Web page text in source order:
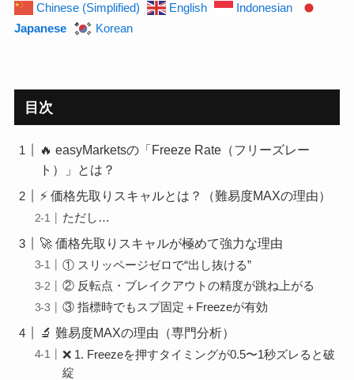
Chinese (Simplified) English
Indonesian
Japanese
Korean
目次
🔥 easyMarketsの「Freeze Rate（フリーズレー
ト）」とは？
⚡ 価格先取りスキャルとは？（難易度MAXの理由）
ただし…
🚀 価格先取りスキャルが極めて強力な理由
① スリッページゼロで“出し抜ける”
② 反転点・ブレイクアウトの精度が跳ね上がる
③ 指標時でもスプ固定＋Freezeが有効
🔬 難易度MAXの理由（専門分析）
❌ 1. Freezeを押すタイミングが0.5〜1秒ズレると破
綻